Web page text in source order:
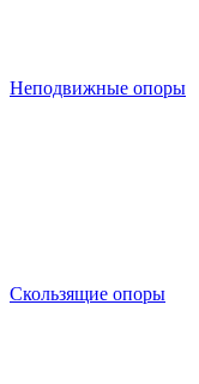
Неподвижные опоры
Скользящие опоры